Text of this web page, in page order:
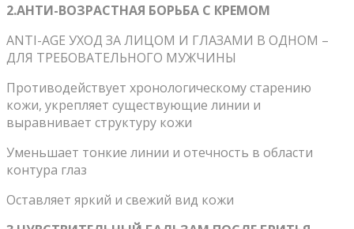
2.АНТИ-ВОЗРАСТНАЯ БОРЬБА С КРЕМОМ
ANTI-AGE УХОД ЗА ЛИЦОМ И ГЛАЗАМИ В ОДНОМ –
ДЛЯ ТРЕБОВАТЕЛЬНОГО МУЖЧИНЫ
Противодействует хронологическому старению
кожи, укрепляет существующие линии и
выравнивает структуру кожи
Уменьшает тонкие линии и отечность в области
контура глаз
Оставляет яркий и свежий вид кожи